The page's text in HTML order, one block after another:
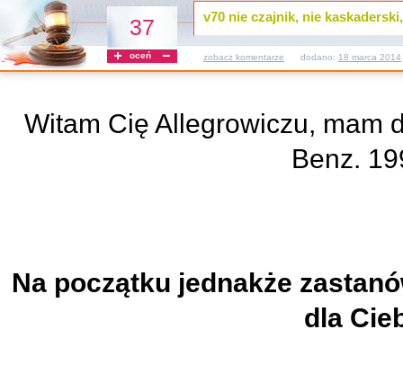
Witam Cię Allegrowiczu, mam
Benz.
Na początku jednakże
dla
37
oceń
v70 nie czajnik, nie
zobacz komentarze dodano: 18 marca 2014